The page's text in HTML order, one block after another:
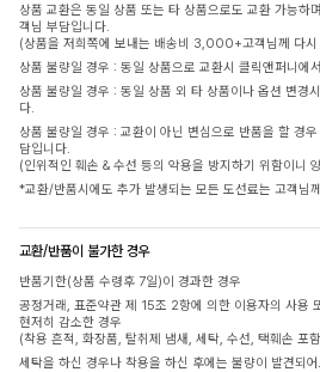
상품 교환은 동일 상품 또는 타 상품으로도 교환 가능
객님 부담입니다.
(상품을 저희쪽에 보내는 배송비 3,000+고객님께 다
상품 불량일 경우 : 동일 상품으로 교환시 클릭앤퍼니에
상품 불량일 경우 : 동일 상품 외 타 상품이나 옵션 변
다.
상품 불량일 경우 : 교환이 아닌 변심으로 반품을 할 경
담입니다.
(인위적인 훼손 & 수선 등의 악용을 방지하기 위함이니
*교환/반품시에도 추가 발생되는 모든 도선료는 고객님
교환/반품이 불가한 경우
반품기한(상품 수령후 7일)이 경과한 경우
공정거래, 표준약관 제 15조 2항에 의한 이용자의 사용
현저히 감소한 경우
(착용 흔적, 화장품, 탈취제 냄새, 세탁, 수선, 택훼손 포
세탁을 하신 경우나 착용을 하신 후에는 불량이 발견되